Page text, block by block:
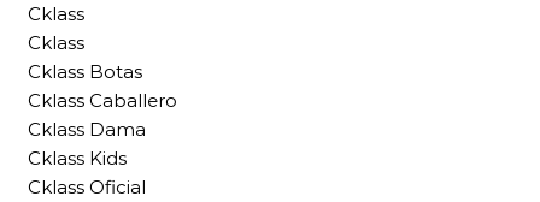
Cklass
Cklass
Cklass Botas
Cklass Caballero
Cklass Dama
Cklass Kids
Cklass Oficial